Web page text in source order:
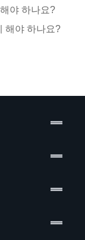
야 하나요?
해야 하나요?